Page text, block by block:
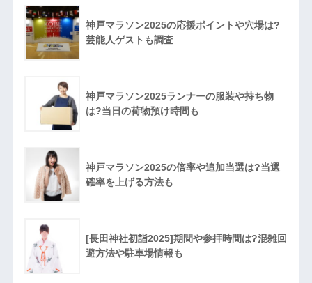
神戸マラソン2025の応援ポイントや穴場は?
芸能人ゲストも調査
神戸マラソン2025ランナーの服装や持ち物
は?当日の荷物預け時間も
神戸マラソン2025の倍率や追加当選は?当選
確率を上げる方法も
[長田神社初詣2025]期間や参拝時間は?混雑回
避方法や駐車場情報も